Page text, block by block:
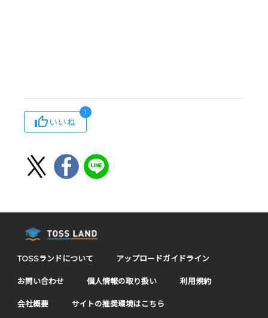
いいね
1
TOSSランドについて アップロードガイドライン
お問い合わせ 個人情報の取り扱い 利用規約
会社概要 サイトの推奨環境はこちら